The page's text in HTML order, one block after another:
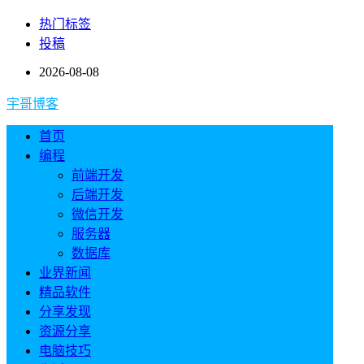
热门标签
投稿
2026-08-08
宇哥博客
首页
编程
前端开发
后端开发
微信开发
服务器
数据库
业界新闻
精品软件
分享发现
资源分享
电脑技巧